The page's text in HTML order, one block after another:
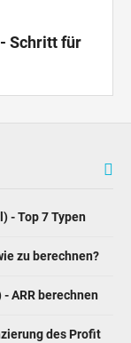
Schritt für
- Top 7 Typen
zu berechnen?
ARR berechnen
des Profit